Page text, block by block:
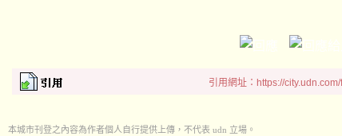
引用網址：https://
本城市刊登之內容為作者個人自行提供上傳，不代表 udn 立場。